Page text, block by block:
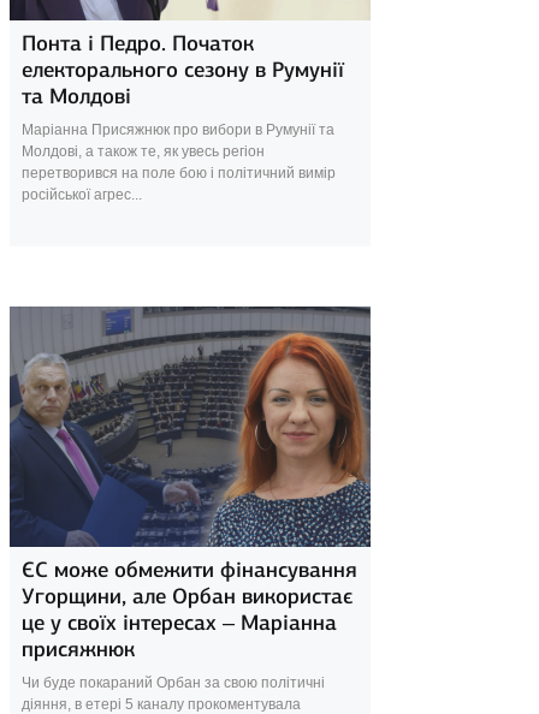
Понта і Педро. Початок
електорального сезону в Румунії
та Молдові
Маріанна Присяжнюк про вибори в Румунії та
Молдові, а також те, як увесь регіон
перетворився на поле бою і політичний вимір
російської агрес...
13 квітня 2025
ЄС може обмежити фінансування
Угорщини, але Орбан використає
це у своїх інтересах – Маріанна
присяжнюк
Чи буде покараний Орбан за свою політичні
діяння, в етері 5 каналу прокоментувала